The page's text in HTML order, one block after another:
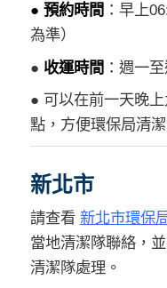
● 預約時間 ：早上
為準）
● 收運時間 ：週一
● 可以在前一天晚
點，方便環保局清
新北市
請查看 新北市環保
當地清潔隊聯絡，
清潔隊處理。